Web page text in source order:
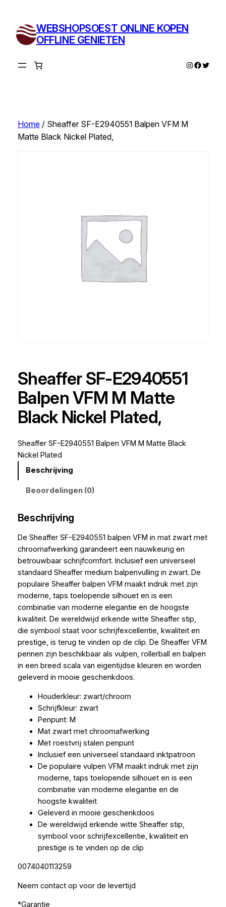
inhoud
WEBSHOPSOEST ONLINE KOPEN
OFFLINE GENIETEN
Instagram
Twitter
Home/ Sheaffer SF-E2940551 Balpen VFM M
Matte Black Nickel Plated,
Sheaffer SF-E2940551
Balpen VFM M Matte
Black Nickel Plated,
Sheaffer SF-E2940551 Balpen VFM M Matte Black
Nickel Plated
Beschrijving
Beoordelingen (0)
Beschrijving
De Sheaffer SF-E2940551 balpen VFM in mat zwart met
chroomafwerking garandeert een nauwkeurig en
betrouwbaar schrijfcomfort. Inclusief een universeel
standaard Sheaffer medium balpenvulling in zwart. De
populaire Sheaffer balpen VFM maakt indruk met zijn
moderne, taps toelopende silhouet en is een
combinatie van moderne elegantie en de hoogste
kwaliteit. De wereldwijd erkende witte Sheaffer stip,
die symbool staat voor schrijfexcellentie, kwaliteit en
prestige, is terug te vinden op de clip. De Sheaffer VFM
pennen zijn beschikbaar als vulpen, rollerball en balpen
in een breed scala van eigentijdse kleuren en worden
geleverd in mooie geschenkdoos.
Houderkleur: zwart/chroom
Schrijfkleur: zwart
Penpunt: M
Mat zwart met chroomafwerking
Met roestvrij stalen penpunt
Inclusief een universeel standaard inktpatroon
De populaire vulpen VFM maakt indruk met zijn
moderne, taps toelopende silhouet en is een
combinatie van moderne elegantie en de
hoogste kwaliteit
Geleverd in mooie geschenkdoos
De wereldwijd erkende witte Sheaffer stip,
symbool voor schrijfexcellentie, kwaliteit en
prestige is te vinden op de clip
0074040113259
Neem contact op voor de levertijd
*Garantie